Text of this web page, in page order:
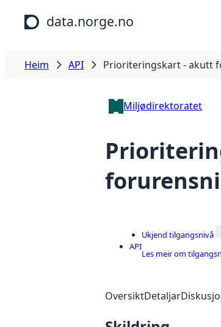
Hopp til hovudinnhald
data.norge.no
Heim API Prioriteringskart - akutt
Miljødirektoratet
API
Ukjend tilgangsnivå
Les meir om
OversiktDetaljar